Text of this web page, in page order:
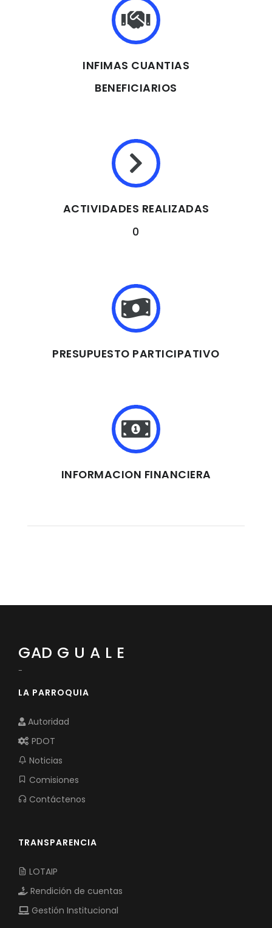
INFIMAS CUANTIAS
BENEFICIARIOS
ACTIVIDADES REALIZADAS
0
PRESUPUESTO PARTICIPATIVO
INFORMACION FINANCIERA
GAD G U A L E
-
LA PARROQUIA
Autoridad
PDOT
Noticias
Comisiones
Contáctenos
TRANSPARENCIA
LOTAIP
Rendición de cuentas
Gestión Institucional